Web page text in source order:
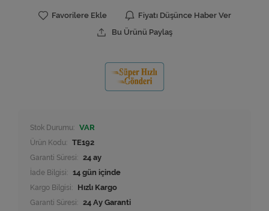
Favorilere Ekle
Fiyatı Düşünce Haber Ver
Bu Ürünü Paylaş
Stok Durumu: VAR
Ürün Kodu: TE192
Garanti Süresi: 24 ay
İade Bilgisi:
Kargo Bilgisi: Hızlı Kargo
Garanti Süresi: 24 Ay Garanti